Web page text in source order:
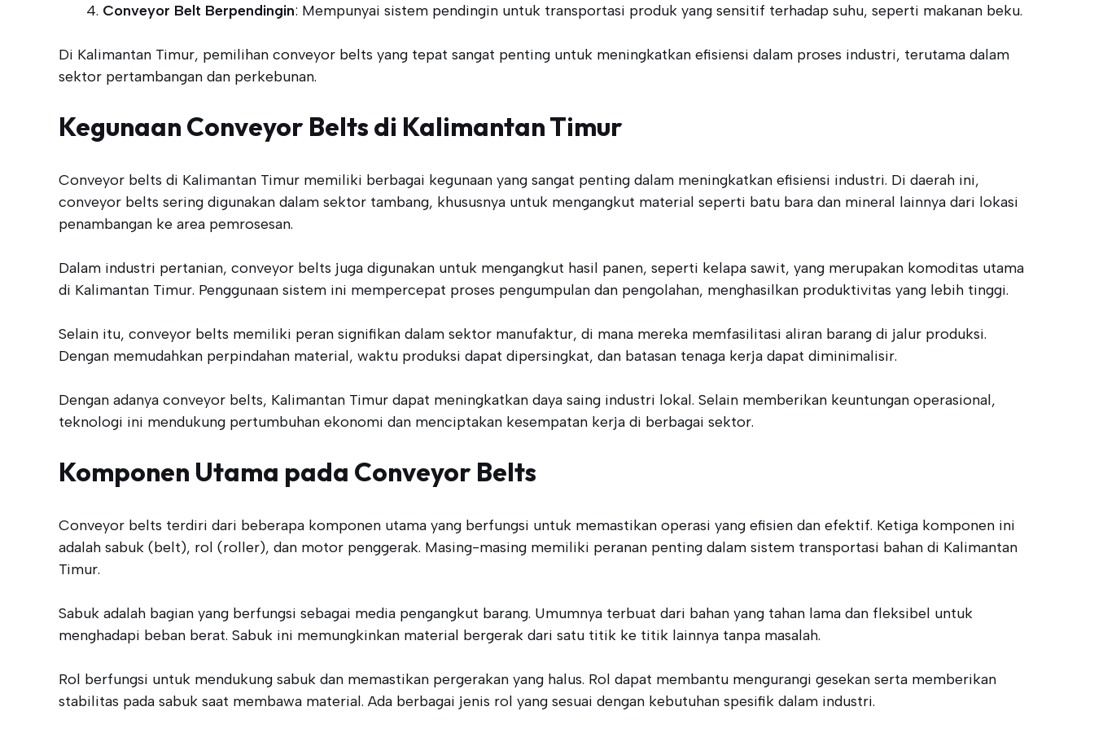
Conveyor Belt Berpendingin: Mempunyai sistem pendingin untuk transportasi produk yang sensitif terhadap suhu, seperti makanan beku.
Di Kalimantan Timur, pemilihan conveyor belts yang tepat sangat penting untuk meningkatkan efisiensi dalam proses industri, terutama dalam
sektor pertambangan dan perkebunan.
Kegunaan Conveyor Belts di Kalimantan Timur
Conveyor belts di Kalimantan Timur memiliki berbagai kegunaan yang sangat penting dalam meningkatkan efisiensi industri. Di daerah ini,
conveyor belts sering digunakan dalam sektor tambang, khususnya untuk mengangkut material seperti batu bara dan mineral lainnya dari lokasi
penambangan ke area pemrosesan.
Dalam industri pertanian, conveyor belts juga digunakan untuk mengangkut hasil panen, seperti kelapa sawit, yang merupakan komoditas utama
di Kalimantan Timur. Penggunaan sistem ini mempercepat proses pengumpulan dan pengolahan, menghasilkan produktivitas yang lebih tinggi.
Selain itu, conveyor belts memiliki peran signifikan dalam sektor manufaktur, di mana mereka memfasilitasi aliran barang di jalur produksi.
Dengan memudahkan perpindahan material, waktu produksi dapat dipersingkat, dan batasan tenaga kerja dapat diminimalisir.
Dengan adanya conveyor belts, Kalimantan Timur dapat meningkatkan daya saing industri lokal. Selain memberikan keuntungan operasional,
teknologi ini mendukung pertumbuhan ekonomi dan menciptakan kesempatan kerja di berbagai sektor.
Komponen Utama pada Conveyor Belts
Conveyor belts terdiri dari beberapa komponen utama yang berfungsi untuk memastikan operasi yang efisien dan efektif. Ketiga komponen ini
adalah sabuk (belt), rol (roller), dan motor penggerak. Masing-masing memiliki peranan penting dalam sistem transportasi bahan di Kalimantan
Timur.
Sabuk adalah bagian yang berfungsi sebagai media pengangkut barang. Umumnya terbuat dari bahan yang tahan lama dan fleksibel untuk
menghadapi beban berat. Sabuk ini memungkinkan material bergerak dari satu titik ke titik lainnya tanpa masalah.
Rol berfungsi untuk mendukung sabuk dan memastikan pergerakan yang halus. Rol dapat membantu mengurangi gesekan serta memberikan
stabilitas pada sabuk saat membawa material. Ada berbagai jenis rol yang sesuai dengan kebutuhan spesifik dalam industri.